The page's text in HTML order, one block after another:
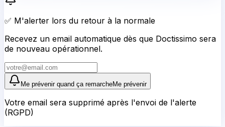
✅ M'alerter lors du retour à la normale
Recevez un email automatique dès que Doctissimo sera
de nouveau opérationnel.
Me prévenir quand ça remarcheMe prévenir
Votre email sera supprimé après l'envoi de l'alerte
(RGPD)